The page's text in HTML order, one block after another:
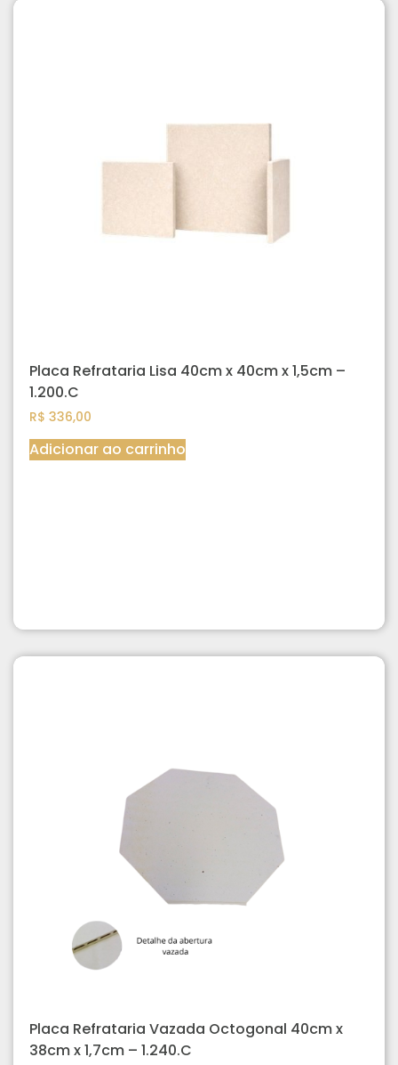
Placa Refrataria Lisa 40cm x 40cm x 1,5cm –
1.200.C
R$ 336,00
Adicionar ao carrinho
Placa Refrataria Vazada Octogonal 40cm x
38cm x 1,7cm – 1.240.C